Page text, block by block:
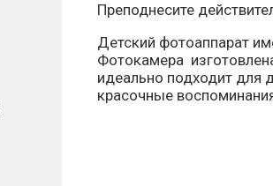
Преподнесите
Детский фотоаппарат
Фотокамера
идеально подходит для
красочные